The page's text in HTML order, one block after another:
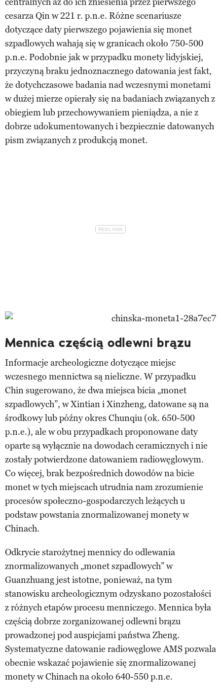
cesarza Qin w 221 r. p.n.e. Różne scenariusze
dotyczące daty pierwszego pojawienia się monet
szpadlowych wahają się w granicach około 750-500
p.n.e. Podobnie jak w przypadku monety lidyjskiej,
przyczyną braku jednoznacznego datowania jest fakt,
że dotychczasowe badania nad wczesnymi monetami
w dużej mierze opierały się na badaniach związanych z
obiegiem lub przechowywaniem pieniądza, a nie z
dobrze udokumentowanych i bezpiecznie datowanych
pism związanych z produkcją monet.
Mennica częścią odlewni brązu
Informacje archeologiczne dotyczące miejsc
wczesnego mennictwa są nieliczne. W przypadku
Chin sugerowano, że dwa miejsca bicia „monet
szpadlowych”, w Xintian i Xinzheng, datowane są na
środkowy lub późny okres Chunqiu (ok. 650-500
p.n.e.), ale w obu przypadkach proponowane daty
oparte są wyłącznie na dowodach ceramicznych i nie
zostały potwierdzone datowaniem radiowęglowym.
Co więcej, brak bezpośrednich dowodów na bicie
monet w tych miejscach utrudnia nam zrozumienie
procesów społeczno-gospodarczych leżących u
podstaw powstania znormalizowanej monety w
Chinach.
Odkrycie starożytnej mennicy do odlewania
znormalizowanych „monet szpadlowych” w
Guanzhuang jest istotne, ponieważ, na tym
stanowisku archeologicznym odzyskano pozostałości
z różnych etapów procesu menniczego. Mennica była
częścią dobrze zorganizowanej odlewni brązu
prowadzonej pod auspicjami państwa Zheng.
Systematyczne datowanie radiowęglowe AMS pozwala
obecnie wskazać pojawienie się znormalizowanej
monety w Chinach na około 640-550 p.n.e.